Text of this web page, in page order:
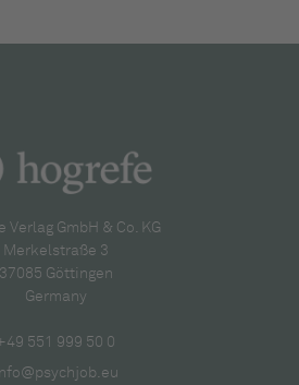
Verlag GmbH & Co. KG
Merkelstraße 3
37085 Göttingen
Germany
551 999 50 0